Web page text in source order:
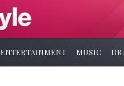
ENTERTAINMENT MUSIC